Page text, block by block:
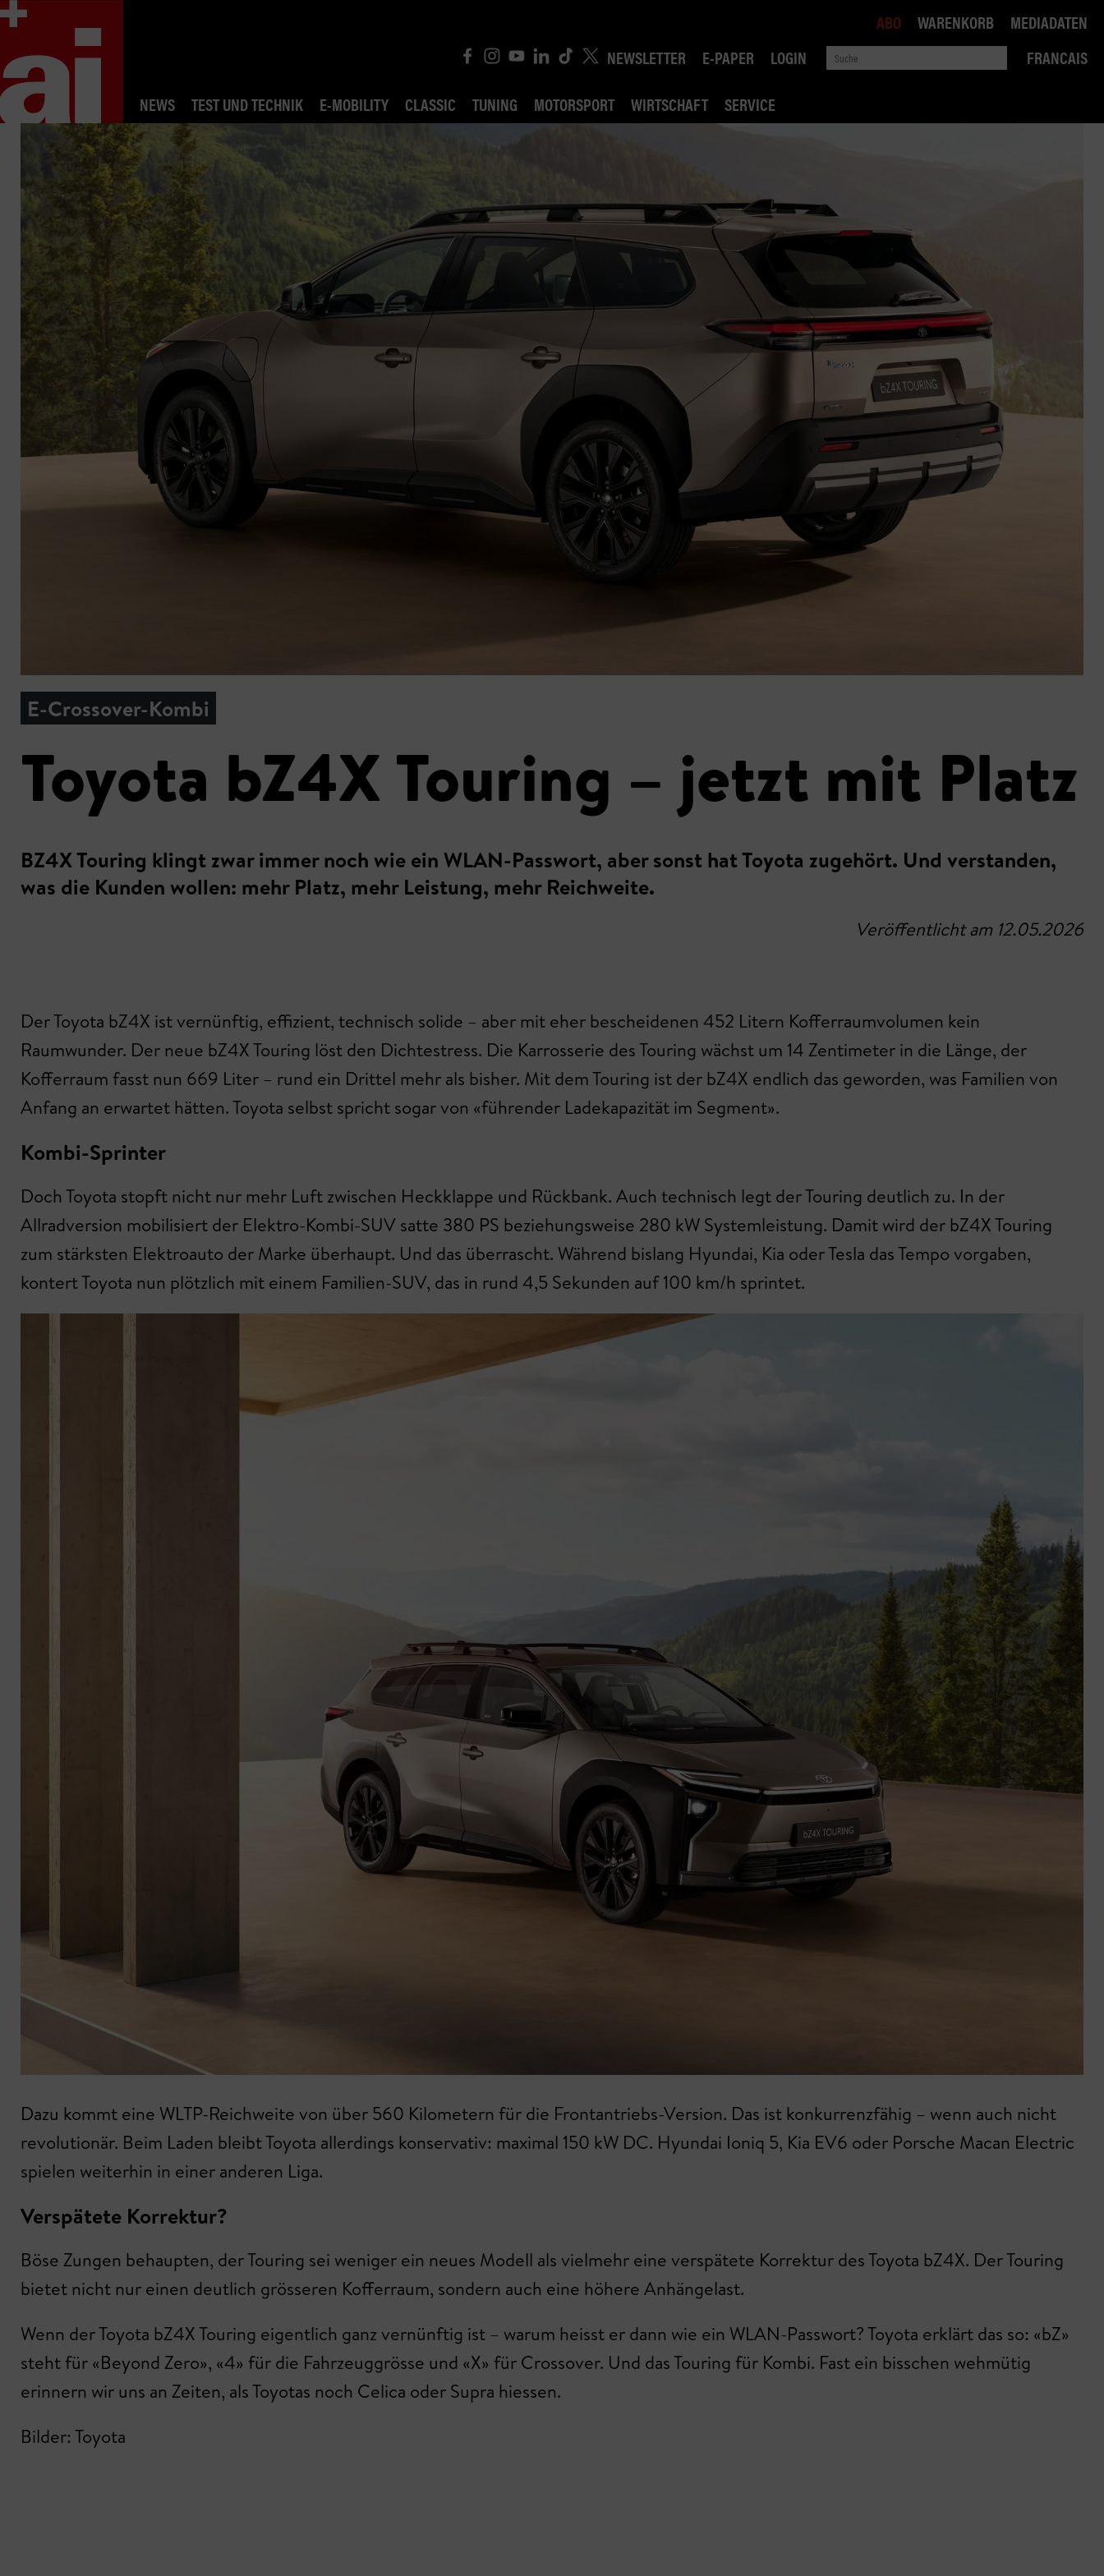
NEWSLETTER E-PAPER LOGIN
FRANCAIS
NEWS
TEST UND TECHNIK E-MOBILITY CLASSIC TUNING MOTORSPORT WIRTSCHAFT SERVICE
VERKEHRSPOLITIK
WETTBEWERB
ABO WARENKORB MEDIADATEN
E-Crossover-Kombi
Toyota bZ4X Touring – jetzt mit Platz
BZ4X Touring klingt zwar immer noch wie ein WLAN-Passwort, aber sonst hat Toyota zugehört. Und verstanden,
was die Kunden wollen: mehr Platz, mehr Leistung, mehr Reichweite.
Veröffentlicht am 12.05.2026
Der Toyota bZ4X ist vernünftig, effizient, technisch solide – aber mit eher bescheidenen 452 Litern Kofferraumvolumen kein
Raumwunder. Der neue bZ4X Touring löst den Dichtestress. Die Karrosserie des Touring wächst um 14 Zentimeter in die Länge, der
Kofferraum fasst nun 669 Liter – rund ein Drittel mehr als bisher. Mit dem Touring ist der bZ4X endlich das geworden, was Familien von
Anfang an erwartet hätten. Toyota selbst spricht sogar von «führender Ladekapazität im Segment».
Kombi-Sprinter
Doch Toyota stopft nicht nur mehr Luft zwischen Heckklappe und Rückbank. Auch technisch legt der Touring deutlich zu. In der
Allradversion mobilisiert der Elektro-Kombi-SUV satte 380 PS beziehungsweise 280 kW Systemleistung. Damit wird der bZ4X Touring
zum stärksten Elektroauto der Marke überhaupt. Und das überrascht. Während bislang Hyundai, Kia oder Tesla das Tempo vorgaben,
kontert Toyota nun plötzlich mit einem Familien-SUV, das in rund 4,5 Sekunden auf 100 km/h sprintet.
Dazu kommt eine WLTP-Reichweite von über 560 Kilometern für die Frontantriebs-Version. Das ist konkurrenzfähig – wenn auch nicht
revolutionär. Beim Laden bleibt Toyota allerdings konservativ: maximal 150 kW DC. Hyundai Ioniq 5, Kia EV6 oder Porsche Macan Electric
spielen weiterhin in einer anderen Liga.
Verspätete Korrektur?
Böse Zungen behaupten, der Touring sei weniger ein neues Modell als vielmehr eine verspätete Korrektur des Toyota bZ4X. Der Touring
bietet nicht nur einen deutlich grösseren Kofferraum, sondern auch eine höhere Anhängelast.
Wenn der Toyota bZ4X Touring eigentlich ganz vernünftig ist – warum heisst er dann wie ein WLAN-Passwort? Toyota erklärt das so: «bZ»
steht für «Beyond Zero», «4» für die Fahrzeuggrösse und «X» für Crossover. Und das Touring für Kombi. Fast ein bisschen wehmütig
erinnern wir uns an Zeiten, als Toyotas noch Celica oder Supra hiessen.
Bilder: Toyota